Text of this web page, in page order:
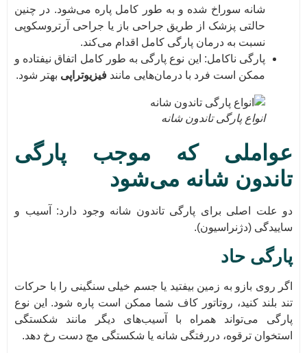
شانه سوراخ شده و به طور کامل پاره می‌شود. در چنین
حالتی پزشک از طریق جراحی باز یا جراحی آرتروسکوپی
نسبت به درمان پارگی کامل اقدام می‌کند.
پارگی ناکامل: این نوع پارگی به طور کامل اتفاق نیفتاده و
ممکن است فرد با درمان‌هایی مانندفیزیوتراپیبهتر شود.
انواع پارگی تاندون شانه
عواملی که موجب پارگی
تاندون شانه می‌شود
دو علت اصلی برای پارگی تاندون شانه وجود دارد: آسیب و
ساییدگی (دژنراسیون).
پارگی حاد
اگر روی بازو به زمین بیفتید یا جسم خیلی سنگینی را با حرکات
تند بلند کنید، روتاتور کاف شما ممکن است پاره شود. این نوع
پارگی می‌تواند همراه با آسیب‌های دیگر مانند شکستگی
استخوان ترقوه، دررفتگی شانه یا شکستگی مچ دست رخ دهد.